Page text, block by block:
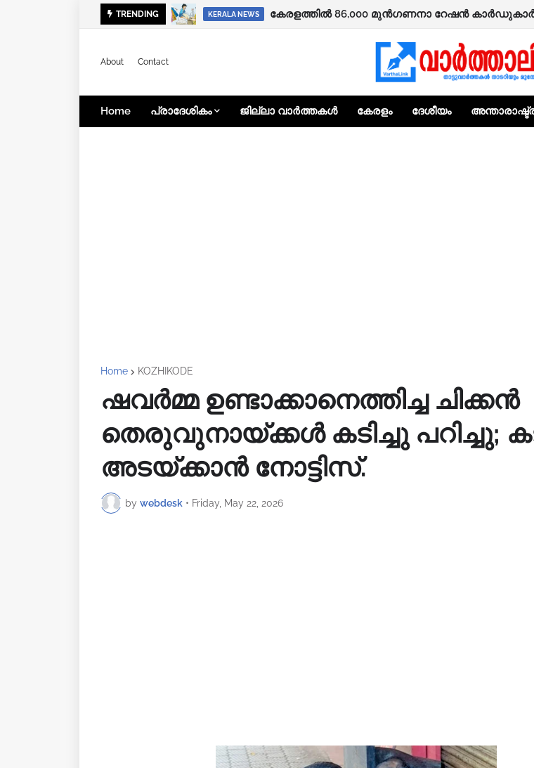
TRENDING KERALA NEWS
KERALA NEWS ഭിന്നശേഷിക്കാർക്ക് ‘ആശ്വാസം’ പദ്ധതിയിലൂടെ
About Contact
Home പ്രാദേശികം ജില്ലാ വാർത്തകൾ കേരളം ദേശീയം
Home KOZHIKODE
ഷവർമ്മ ഉണ്ടാക്കാനെത്തിച്ച ചിക്കൻ
തെരുവുനായ്ക്കൾ കടിച്ചു പറിച്ചു;
അടയ്ക്കാൻ നോട്ടിസ്.
by webdesk • Friday, May 22, 2026